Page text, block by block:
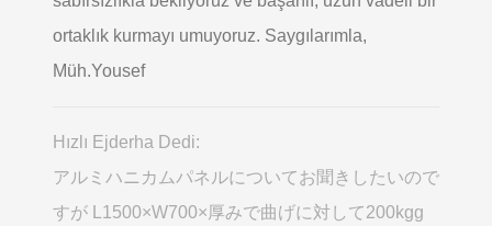
ortaklık kurmayı umuyoruz. Saygılarımla,
Müh.Yousef
Hızlı Ejderha Dedi:
アルミハニカムパネルについてお聞きしたいので
すが L1500×W700×厚みで曲げに対して200kgg